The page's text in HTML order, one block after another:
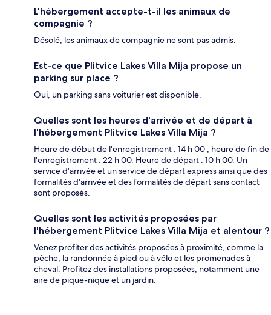
L'hébergement accepte-t-il les animaux de
compagnie ?
Désolé, les animaux de compagnie ne sont pas admis.
Est-ce que Plitvice Lakes Villa Mija propose un
parking sur place ?
Oui, un parking sans voiturier est disponible.
Quelles sont les heures d'arrivée et de départ à
l'hébergement Plitvice Lakes Villa Mija ?
Heure de début de l'enregistrement : 14 h 00 ; heure de fin de
l'enregistrement : 22 h 00. Heure de départ : 10 h 00. Un
service d'arrivée et un service de départ express ainsi que des
formalités d'arrivée et des formalités de départ sans contact
sont proposés.
Quelles sont les activités proposées par
l'hébergement Plitvice Lakes Villa Mija et alentour ?
Venez profiter des activités proposées à proximité, comme la
pêche, la randonnée à pied ou à vélo et les promenades à
cheval. Profitez des installations proposées, notamment une
aire de pique-nique et un jardin.